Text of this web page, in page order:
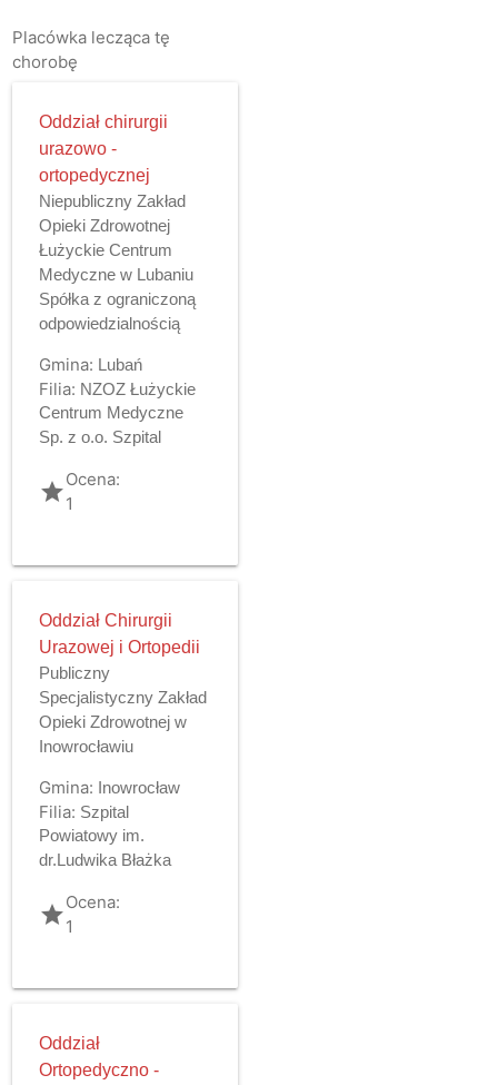
Placówka lecząca tę
chorobę
Oddział chirurgii
urazowo -
ortopedycznej
Niepubliczny Zakład
Opieki Zdrowotnej
Łużyckie Centrum
Medyczne w Lubaniu
Spółka z ograniczoną
odpowiedzialnością
Gmina: Lubań
Filia: NZOZ Łużyckie
Centrum Medyczne
Sp. z o.o. Szpital
gradeOcena:
1
Oddział Chirurgii
Urazowej i Ortopedii
Publiczny
Specjalistyczny Zakład
Opieki Zdrowotnej w
Inowrocławiu
Gmina: Inowrocław
Filia: Szpital
Powiatowy im.
dr.Ludwika Błażka
gradeOcena:
1
Oddział
Ortopedyczno -